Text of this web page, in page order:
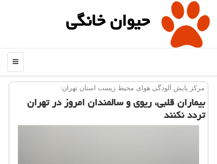
حیوان خانگی
منو
مركز پایش آلودگی هوای محیط زیست استان تهران:
بیماران قلبی، ریوی و سالمندان امروز در تهران
تردد نكنند